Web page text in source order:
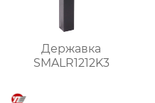
Державка
SMALR1212K3